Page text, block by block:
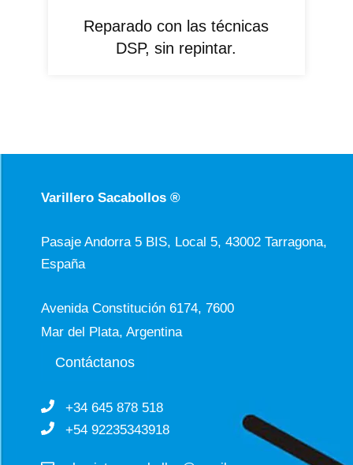
Reparado con las técnicas
DSP, sin repintar.
Varillero Sacabollos ®
Pasaje Andorra 5 BIS, Local 5, 43002 Tarragona,
España
Avenida Constitución 6174, 7600
Mar del Plata, Argentina
Contáctanos
+34 645 878 518
+54 92235343918